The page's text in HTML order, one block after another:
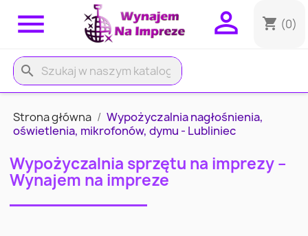
 shopping_cart (0)

search
Strona główna
Wypożyczalnia nagłośnienia,
oświetlenia, mikrofonów, dymu - Lubliniec
Wypożyczalnia sprzętu na imprezy –
Wynajem na impreze